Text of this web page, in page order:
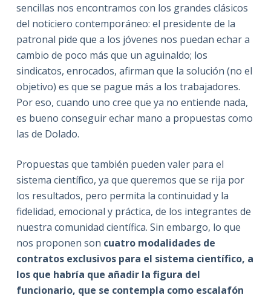
sencillas nos encontramos con los grandes clásicos
del noticiero contemporáneo: el presidente de la
patronal pide que a los jóvenes nos puedan echar a
cambio de poco más que un aguinaldo; los
sindicatos, enrocados, afirman que la solución (no el
objetivo) es que se pague más a los trabajadores.
Por eso, cuando uno cree que ya no entiende nada,
es bueno conseguir echar mano a propuestas como
las de Dolado.
Propuestas que también pueden valer para el
sistema científico, ya que queremos que se rija por
los resultados, pero permita la continuidad y la
fidelidad, emocional y práctica, de los integrantes de
nuestra comunidad científica. Sin embargo, lo que
nos proponen son cuatro modalidades de
contratos exclusivos para el sistema científico, a
los que habría que añadir la figura del
funcionario, que se contempla como escalafón